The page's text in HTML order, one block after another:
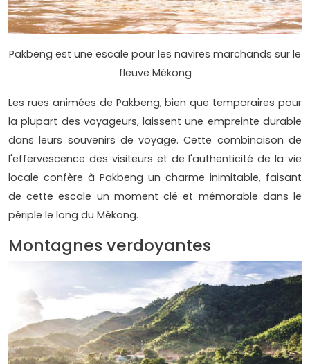
Pakbeng est une escale pour les navires marchands sur le
fleuve Mékong
Les rues animées de Pakbeng, bien que temporaires pour
la plupart des voyageurs, laissent une empreinte durable
dans leurs souvenirs de voyage. Cette combinaison de
l'effervescence des visiteurs et de l'authenticité de la vie
locale confère à Pakbeng un charme inimitable, faisant
de cette escale un moment clé et mémorable dans le
périple le long du Mékong.
Montagnes verdoyantes